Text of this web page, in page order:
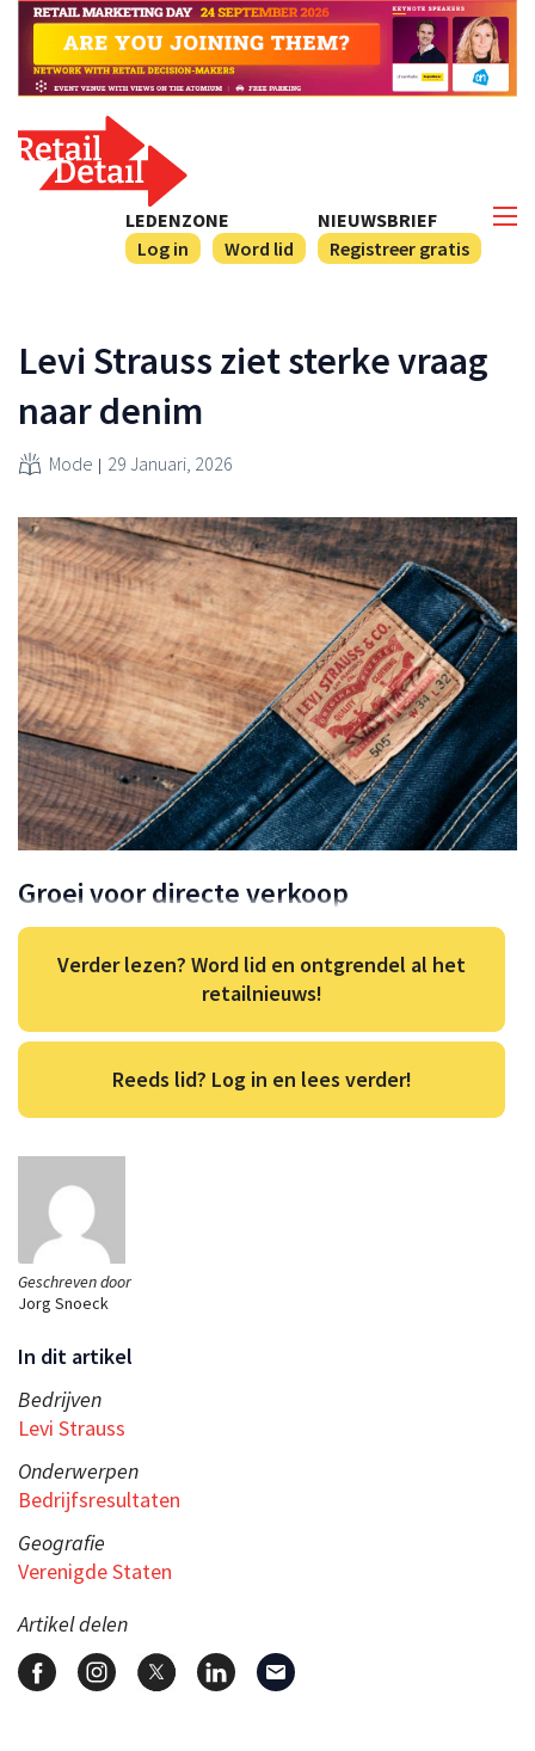
NIEUWSBRIEF
Registreer gratis
LEDENZONE
Log in
Word lid
Geschreven door
Jorg Snoeck
In dit artikel
Bedrijven
Levi Strauss
Onderwerpen
Bedrijfsresultaten
Geografie
Verenigde Staten
Artikel delen
Levi Strauss ziet sterke vraag
naar denim
Mode 29 Januari, 2026
Groei voor directe verkoop
Verder lezen? Word lid en ontgrendel al het
retailnieuws!
Reeds lid? Log in en lees verder!